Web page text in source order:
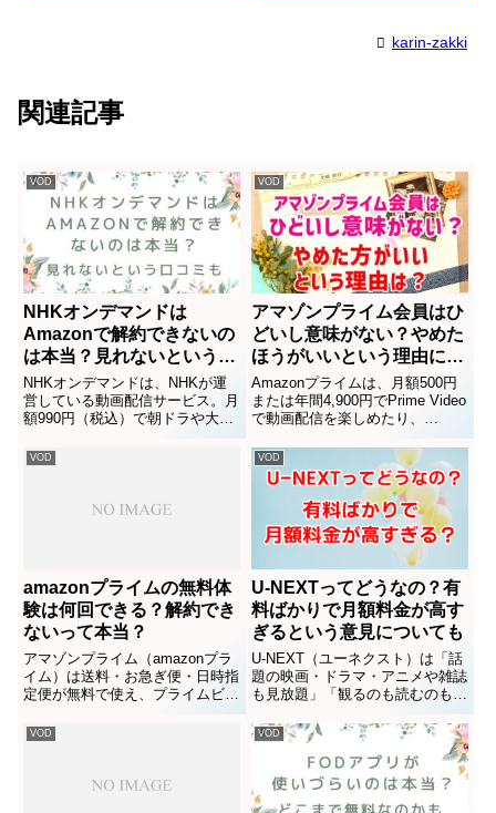
karin-zakki
関連記事
VOD
NHKオンデマンドは
Amazonで解約できないの
は本当？見れないという口
コミも
NHKオンデマンドは、NHKが運
営している動画配信サービス。月
額990円（税込）で朝ドラや大河
放題で、NHKの番組をよく見る
りのサブスクサービスです。...
VOD
アマゾンプライム会員はひ
どいし意味がない？やめた
ほうがいいという理由につ
いても
Amazonプライムは、月額500円
または年間4,900円でPrime Video
で動画配信を楽しめたり、
料、お急ぎ便やお届け日時指定便
が無料になったりAmazon Music
Prime等が使える会員制プロ...
VOD
amazonプライムの無料体
験は何回できる？解約でき
ないって本当？
アマゾンプライム（amazonプラ
イム）は送料・お急ぎ便・日時指
定便が無料で使え、プライムビデ
オ、プライムミュージック、プラ
イムリーディングなどが見放題・
るのがメリットですが、「無...
VOD
U-NEXTってどうなの？有
料ばかりで月額料金が高す
ぎるという意見についても
U-NEXT（ユーネクスト）は「話
題の映画・ドラマ・アニメや雑誌
も見放題」「観るのも読むのもこ
れひとつで楽しめる！」洋画・邦
画・アニメの見放題作品数No.1
のデジタル配信サービスです。利
用者240万人と人気の動画サービ
スですが、「有料の作品...
VOD VOD